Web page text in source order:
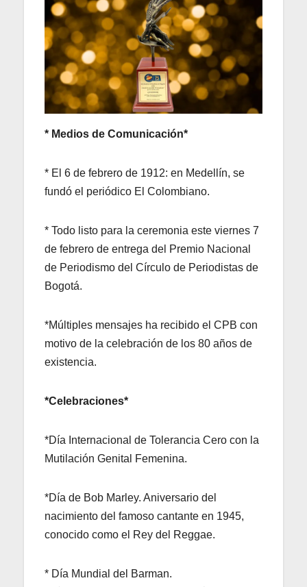
* Medios de Comunicación*
* El 6 de febrero de 1912: en Medellín, se
fundó el periódico El Colombiano.
* Todo listo para la ceremonia este viernes 7
de febrero de entrega del Premio Nacional
de Periodismo del Círculo de Periodistas de
Bogotá.
*Múltiples mensajes ha recibido el CPB con
motivo de la celebración de los 80 años de
existencia.
*Celebraciones*
*Día Internacional de Tolerancia Cero con la
Mutilación Genital Femenina.
*Día de Bob Marley. Aniversario del
nacimiento del famoso cantante en 1945,
conocido como el Rey del Reggae.
* Día Mundial del Barman.